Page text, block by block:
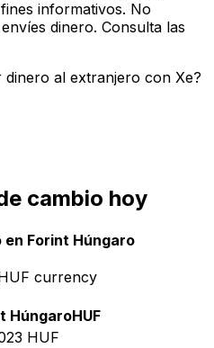
informativos. No
dinero. Consulta las
dinero al extranjero con Xe?
cambio hoy
Forint Húngaro
currency
HúngaroHUF
HUF